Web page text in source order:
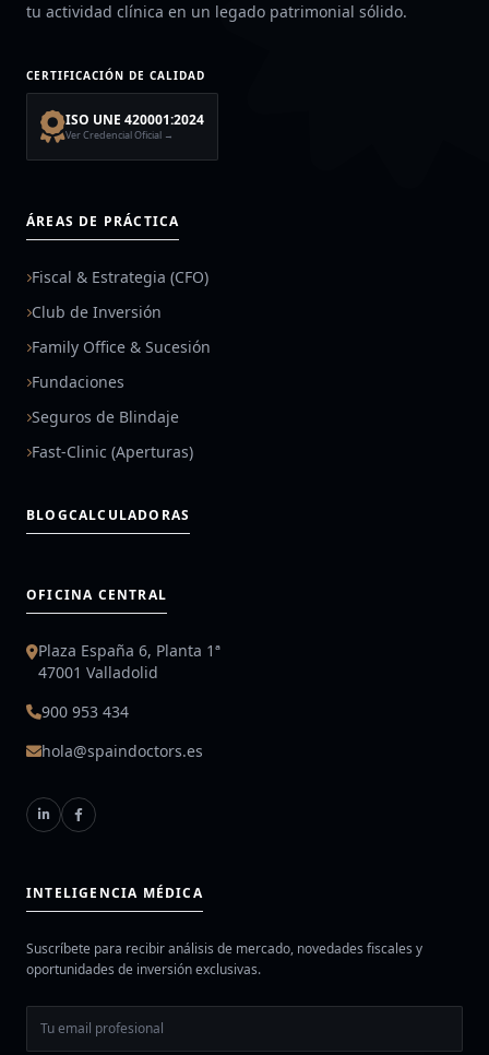
tu actividad clínica en un legado patrimonial sólido.
CERTIFICACIÓN DE CALIDAD
ISO UNE 420001:2024
Ver Credencial Oficial →
ÁREAS DE PRÁCTICA
Fiscal & Estrategia (CFO)
Club de Inversión
Family Office & Sucesión
Fundaciones
Seguros de Blindaje
Fast-Clinic (Aperturas)
BLOGCALCULADORAS
OFICINA CENTRAL
Plaza España 6, Planta 1ª
47001 Valladolid
900 953 434
hola@spaindoctors.es
INTELIGENCIA MÉDICA
Suscríbete para recibir análisis de mercado, novedades fiscales y
oportunidades de inversión exclusivas.